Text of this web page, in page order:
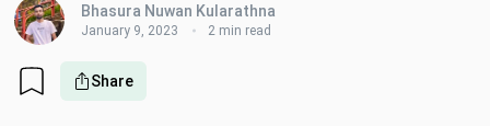
Bhasura Nuwan Kularathna
January 9, 2023 2 min read
Share